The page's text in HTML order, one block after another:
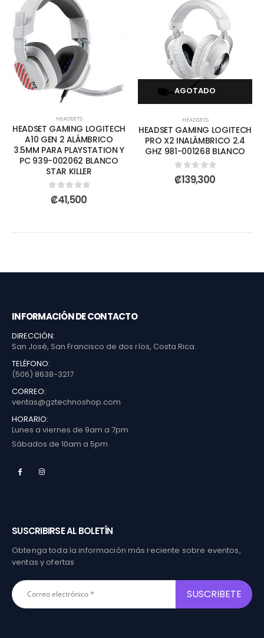
HEADSETS
HEADSET GAMING LOGITECH
A10 GEN 2 ALÁMBRICO
3.5MM PARA PLAYSTATION Y
PC 939-002062 BLANCO
STAR KILLER
0out of 5
₡41,500
AGOTADO
HEADSETS
HEADSET GAMING LOGITECH
PRO X2 INALÁMBRICO 2.4
GHZ 981-001268 BLANCO
0out of 5
₡139,300
INFORMACIÓN DE CONTACTO
DIRECCIÓN:
San José, San Francisco de dos ríos, Costa Rica.
TELÉFONO:
(506) 8638-3217
CORREO:
ventas@gztechnoshop.com
HORARIO:
Lunes a viernes de 9am a 7pm
Sábados de 10am a 5pm
SUSCRIBIRSE AL BOLETÍN
Obtenga toda la información más reciente sobre eventos,
ventas y ofertas